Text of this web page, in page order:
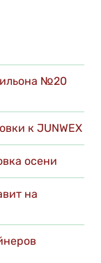
№20
к JUNWEX
осени
на